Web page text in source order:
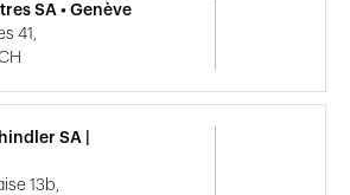
SA • Genève
41,
SA |
13b,